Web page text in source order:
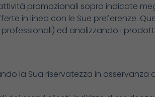
promozionali sopra indicate
in linea con le Sue preferenze.
ed analizzando i
la Sua riservatezza in osservanza